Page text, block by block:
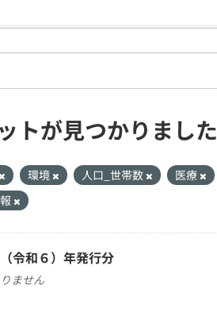
トが見つかりました
環境 人口_世帯数 医療
令和６）年発行分
ません